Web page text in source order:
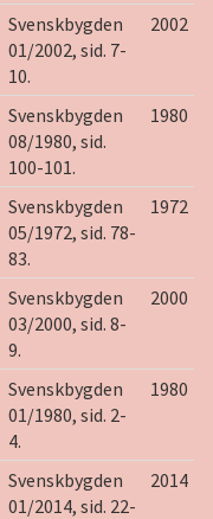
Svenskbygden
01/2002, sid. 7-
10.
2002
Svenskbygden
08/1980, sid.
100-101.
1980
Svenskbygden
05/1972, sid. 78-
83.
1972
Svenskbygden
03/2000, sid. 8-
9.
2000
Svenskbygden
01/1980, sid. 2-
4.
1980
Svenskbygden
01/2014, sid. 22-
2014